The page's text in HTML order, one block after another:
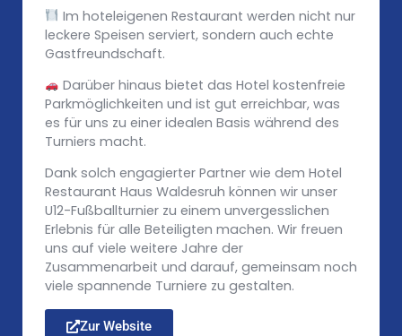
Im hoteleigenen Restaurant werden nicht nur
leckere Speisen serviert, sondern auch echte
Gastfreundschaft.
Darüber hinaus bietet das Hotel kostenfreie
Parkmöglichkeiten und ist gut erreichbar, was
es für uns zu einer idealen Basis während des
Turniers macht.
Dank solch engagierter Partner wie dem Hotel
Restaurant Haus Waldesruh können wir unser
U12-Fußballturnier zu einem unvergesslichen
Erlebnis für alle Beteiligten machen. Wir freuen
uns auf viele weitere Jahre der
Zusammenarbeit und darauf, gemeinsam noch
viele spannende Turniere zu gestalten.
Zur Website